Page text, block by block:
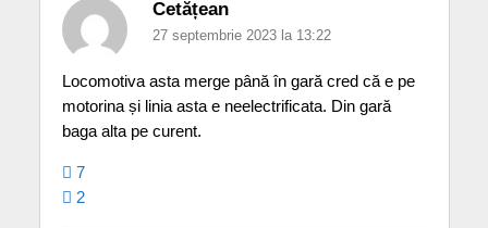
Cetățean
27 septembrie 2023 la 13:22
Locomotiva asta merge până în gară cred că e pe
motorina și linia asta e neelectrificata. Din gară
baga alta pe curent.
7
2